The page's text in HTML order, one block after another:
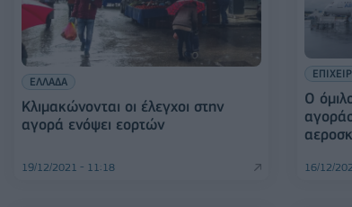
ΕΛΛΑΔΑ
Κλιμακώνονται οι έλεγχοι στην
αγορά ενόψει εορτών
19/12/2021 - 11:18
Ο
16/12/